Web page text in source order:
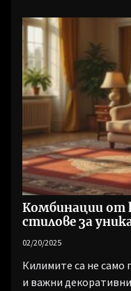
Комбинации от
стилове за
02/20/2025
Килимите са не само
и важни